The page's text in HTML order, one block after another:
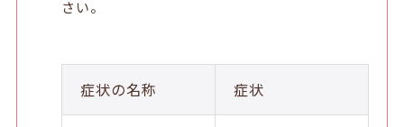
さい。
症状の名称 症状